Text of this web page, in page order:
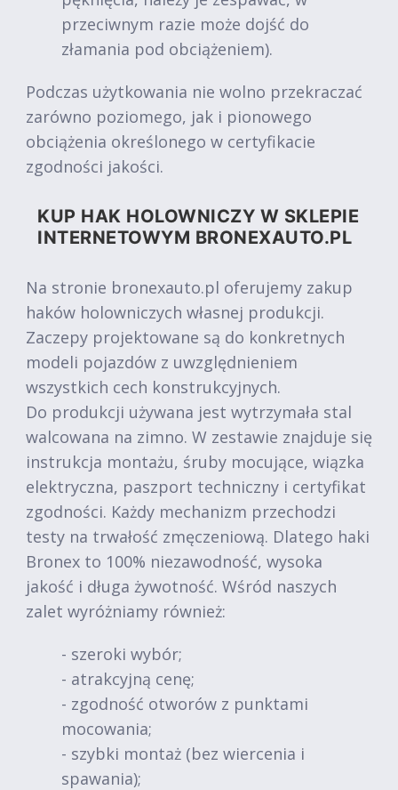
przeciwnym razie może dojść do
złamania pod obciążeniem).
Podczas użytkowania nie wolno przekraczać
zarówno poziomego, jak i pionowego
obciążenia określonego w certyfikacie
zgodności jakości.
KUP HAK HOLOWNICZY W SKLEPIE
INTERNETOWYM BRONEXAUTO.PL
Na stronie bronexauto.pl oferujemy zakup
haków holowniczych własnej produkcji.
Zaczepy projektowane są do konkretnych
modeli pojazdów z uwzględnieniem
wszystkich cech konstrukcyjnych.
Do produkcji używana jest wytrzymała stal
walcowana na zimno. W zestawie znajduje się
instrukcja montażu, śruby mocujące, wiązka
elektryczna, paszport techniczny i certyfikat
zgodności. Każdy mechanizm przechodzi
testy na trwałość zmęczeniową. Dlatego haki
Bronex to 100% niezawodność, wysoka
jakość i długa żywotność. Wśród naszych
zalet wyróżniamy również:
- szeroki wybór;
- atrakcyjną cenę;
- zgodność otworów z punktami
mocowania;
- szybki montaż (bez wiercenia i
spawania);